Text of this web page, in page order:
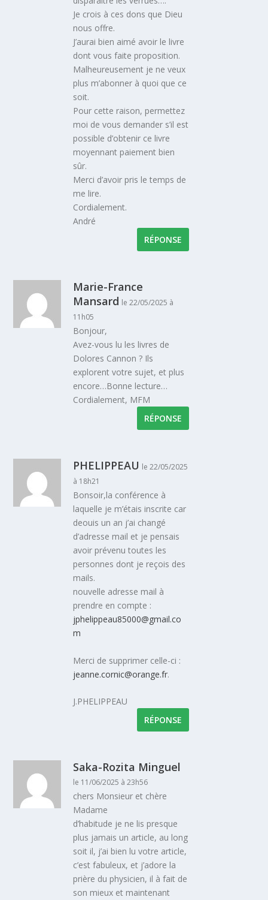
Je crois à ces dons que Dieu
nous offre.
J’aurai bien aimé avoir le livre
dont vous faite proposition.
Malheureusement je ne veux
plus m’abonner à quoi que ce
soit.
Pour cette raison, permettez
moi de vous demander s’il est
possible d’obtenir ce livre
moyennant paiement bien
sûr.
Merci d’avoir pris le temps de
me lire.
Cordialement.
André
RÉPONSE
Marie-France
Mansard le 22/05/2025 à
11h05
Bonjour,
Avez-vous lu les livres de
Dolores Cannon ? Ils
explorent votre sujet, et plus
encore…Bonne lecture…
Cordialement, MFM
RÉPONSE
PHELIPPEAU le 22/05/2025
à 18h21
Bonsoir,la conférence à
laquelle je m’étais inscrite car
deouis un an j’ai changé
d’adresse mail et je pensais
avoir prévenu toutes les
personnes dont je reçois des
mails.
nouvelle adresse mail à
prendre en compte :
jphelippeau85000@gmail.co
m
Merci de supprimer celle-ci :
jeanne.cornic@orange.fr.
J.PHELIPPEAU
RÉPONSE
Saka-Rozita Minguel
le 11/06/2025 à 23h56
chers Monsieur et chère
Madame
d’habitude je ne lis presque
plus jamais un article, au long
soit il, j’ai bien lu votre article,
c’est fabuleux, et j’adore la
prière du physicien, il à fait de
son mieux et maintenant